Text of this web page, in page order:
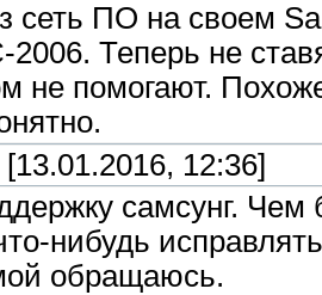
сеть ПО на своем
2006. Теперь не
не помогают.
[13.01.2016, 12:36]
самсунг.
нибудь
обращаюсь.